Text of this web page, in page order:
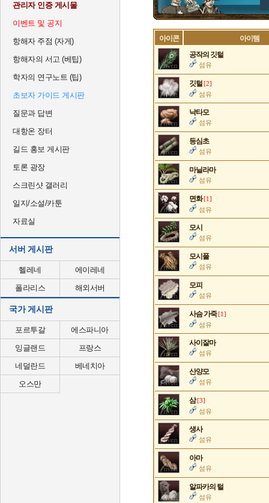
관리자 인증 게시물
이벤트 및 공지
항해자 주점 (자게)
항해자의 서고 (베팁)
학자의 연구노트 (팁)
초보자 가이드 게시판
질문과 답변
대항온 장터
길드 홍보 게시판
토론 광장
스크린샷 갤러리
일지/소설/카툰
자료실
서버 게시판
헬레네
에이레네
폴라리스
해외서버
국가 게시판
포르투갈
에스파니아
잉글랜드
프랑스
네덜란드
베네치아
오스만
아이콘
아이템
공작의 깃털
섬유
깃털 [2]
섬유
낙타모
섬유
등심초
섬유
마닐라마
섬유
면화 [1]
섬유
모시
섬유
모시풀
섬유
모피
섬유
사슴 가죽 [1]
섬유
사이잘마
섬유
산양모
섬유
삼 [3]
섬유
생사
섬유
아마
섬유
알파카의 털
섬유